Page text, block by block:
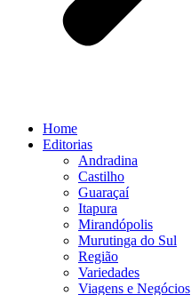
Home
Editorias
Andradina
Castilho
Guaraçaí
Itapura
Mirandópolis
Murutinga do Sul
Região
Variedades
Viagens e Negócios